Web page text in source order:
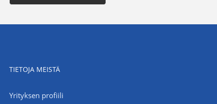
TIETOJA MEISTÄ
Yrityksen profiili